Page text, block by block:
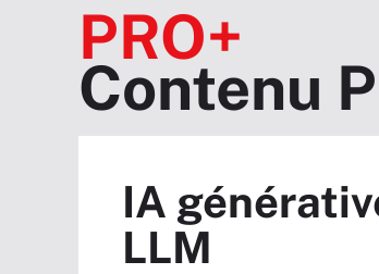
PRO+
Contenu
IA
LLM